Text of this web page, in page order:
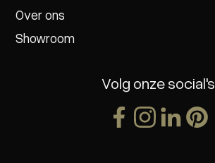
Over ons
Showroom
Volg onze social's